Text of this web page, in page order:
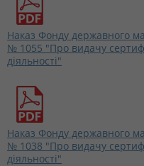
Наказ Фонду державного
№ 1055 "Про видачу
діяльності"
Наказ Фонду державного
№ 1038 "Про видачу
діяльності"